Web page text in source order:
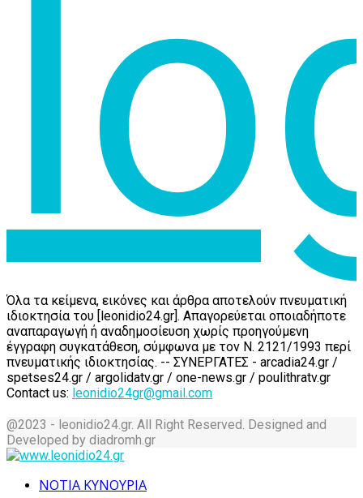
Όλα τα κείμενα, εικόνες και άρθρα αποτελούν πνευματική
ιδιοκτησία του [leonidio24.gr]. Απαγορεύεται οποιαδήποτε
αναπαραγωγή ή αναδημοσίευση χωρίς προηγούμενη
έγγραφη συγκατάθεση, σύμφωνα με τον Ν. 2121/1993 περί
πνευματικής ιδιοκτησίας. -- ΣΥΝΕΡΓΑΤΕΣ - arcadia24.gr /
spetses24.gr / argolidatv.gr / one-news.gr / poulithratv.gr
Contact us: leonidio24gr@gmail.com
@2023 - leonidio24.gr. All Right Reserved. Designed and
Developed by diadromh.gr
ΝΟΤΙΑ ΚΥΝΟΥΡΙΑ